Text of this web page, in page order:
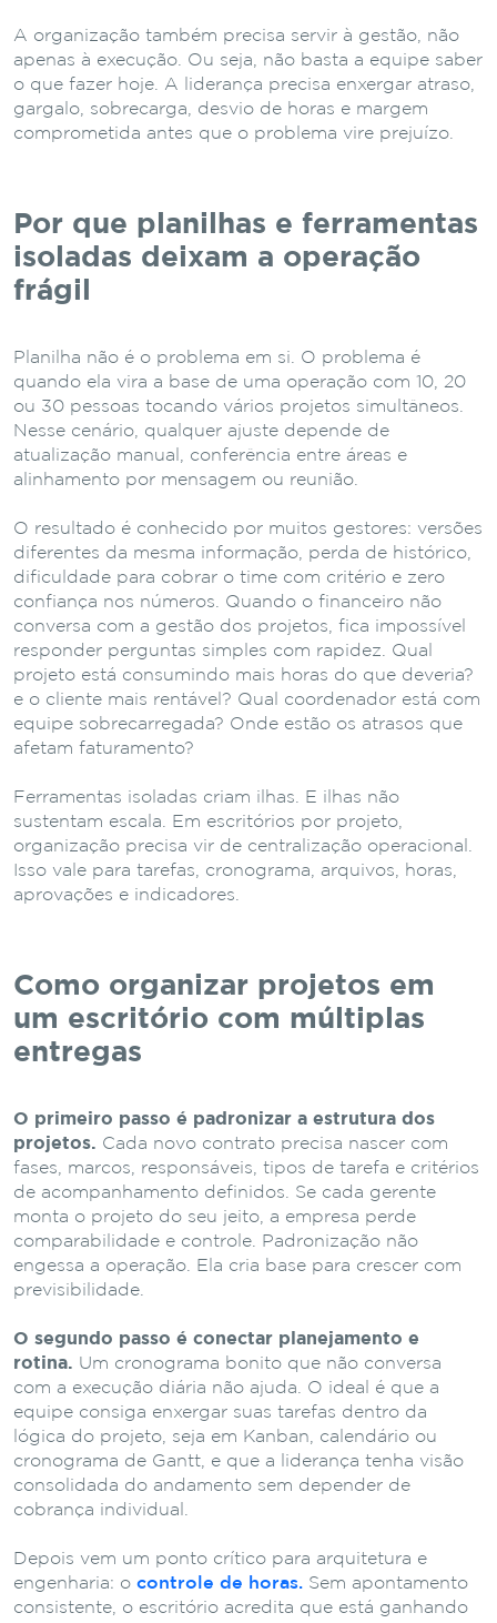
A organização também precisa servir à gestão, não
apenas à execução. Ou seja, não basta a equipe saber
o que fazer hoje. A liderança precisa enxergar atraso,
gargalo, sobrecarga, desvio de horas e margem
comprometida antes que o problema vire prejuízo.
Por que planilhas e ferramentas
isoladas deixam a operação
frágil
Planilha não é o problema em si. O problema é
quando ela vira a base de uma operação com 10, 20
ou 30 pessoas tocando vários projetos simultâneos.
Nesse cenário, qualquer ajuste depende de
atualização manual, conferência entre áreas e
alinhamento por mensagem ou reunião.
O resultado é conhecido por muitos gestores: versões
diferentes da mesma informação, perda de histórico,
dificuldade para cobrar o time com critério e zero
confiança nos números. Quando o financeiro não
conversa com a gestão dos projetos, fica impossível
responder perguntas simples com rapidez. Qual
projeto está consumindo mais horas do que deveria?
e o cliente mais rentável? Qual coordenador está com
equipe sobrecarregada? Onde estão os atrasos que
afetam faturamento?
Ferramentas isoladas criam ilhas. E ilhas não
sustentam escala. Em escritórios por projeto,
organização precisa vir de centralização operacional.
Isso vale para tarefas, cronograma, arquivos, horas,
aprovações e indicadores.
Como organizar projetos em
um escritório com múltiplas
entregas
O primeiro passo é padronizar a estrutura dos
projetos. Cada novo contrato precisa nascer com
fases, marcos, responsáveis, tipos de tarefa e critérios
de acompanhamento definidos. Se cada gerente
monta o projeto do seu jeito, a empresa perde
comparabilidade e controle. Padronização não
engessa a operação. Ela cria base para crescer com
previsibilidade.
O segundo passo é conectar planejamento e
rotina. Um cronograma bonito que não conversa
com a execução diária não ajuda. O ideal é que a
equipe consiga enxergar suas tarefas dentro da
lógica do projeto, seja em Kanban, calendário ou
cronograma de Gantt, e que a liderança tenha visão
consolidada do andamento sem depender de
cobrança individual.
Depois vem um ponto crítico para arquitetura e
engenharia: o controle de horas. Sem apontamento
consistente, o escritório acredita que está ganhando